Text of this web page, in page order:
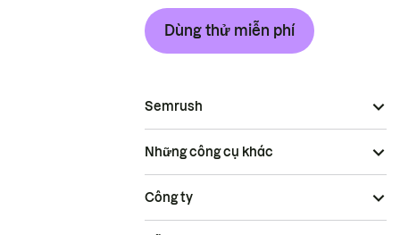
Dùng thử miễn phí
Semrush
Những công cụ khác
Công ty